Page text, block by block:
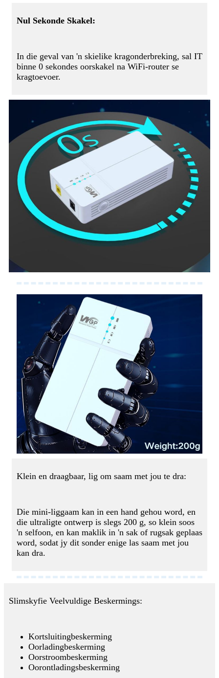
Nul Sekonde Skakel:
In die geval van 'n skielike kragonderbreking, sal IT
binne 0 sekondes oorskakel na WiFi-router se
kragtoevoer.
Klein en draagbaar, lig om saam met jou te dra:
Die mini-liggaam kan in een hand gehou word, en
die ultraligte ontwerp is slegs 200 g, so klein soos
'n selfoon, en kan maklik in 'n sak of rugsak geplaas
word, sodat jy dit sonder enige las saam met jou
kan dra.
Slimskyfie Veelvuldige Beskermings:
Kortsluitingbeskerming
Oorladingbeskerming
Oorstroombeskerming
Oorontladingsbeskerming